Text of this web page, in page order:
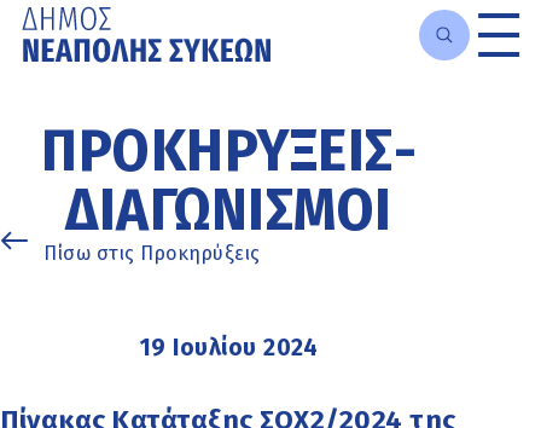
κυρίως
περιεχόμενο
ΠΡΟΚΗΡΎΞΕΙΣ-
ΔΙΑΓΩΝΙΣΜΟΊ
Πίσω στις Προκηρύξεις
19 Ιουλίου 2024
Πίνακας Κατάταξης ΣΟΧ2/2024 της